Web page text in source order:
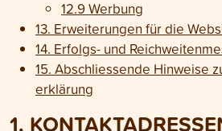
12.9 Werbung
13. Erweiterungen für die
14. Erfolgs- und
15. Abschliessende Hinweise
erklärung
1.